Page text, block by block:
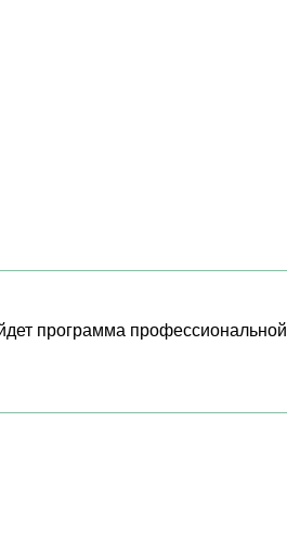
программа профессиональной